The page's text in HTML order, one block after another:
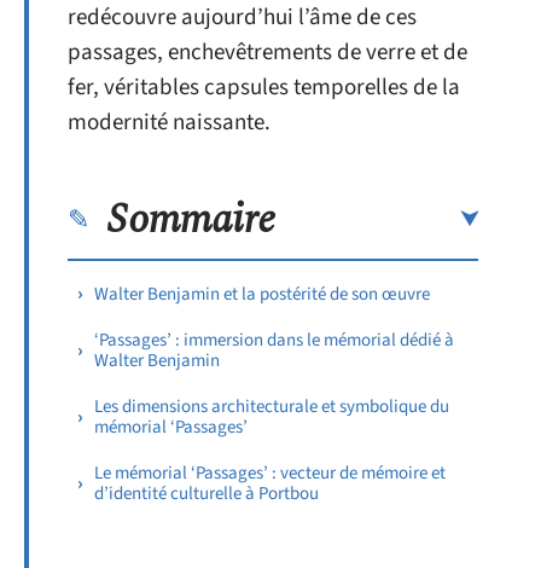
redécouvre aujourd’hui l’âme de ces
passages, enchevêtrements de verre et de
fer, véritables capsules temporelles de la
modernité naissante.
Sommaire
Walter Benjamin et la postérité de son œuvre
‘Passages’ : immersion dans le mémorial dédié à
Walter Benjamin
Les dimensions architecturale et symbolique du
mémorial ‘Passages’
Le mémorial ‘Passages’ : vecteur de mémoire et
d’identité culturelle à Portbou